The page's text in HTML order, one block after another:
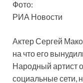
Фото:
РИА Новости
Актер Сергей
на что его
Народный артист
социальные сети,